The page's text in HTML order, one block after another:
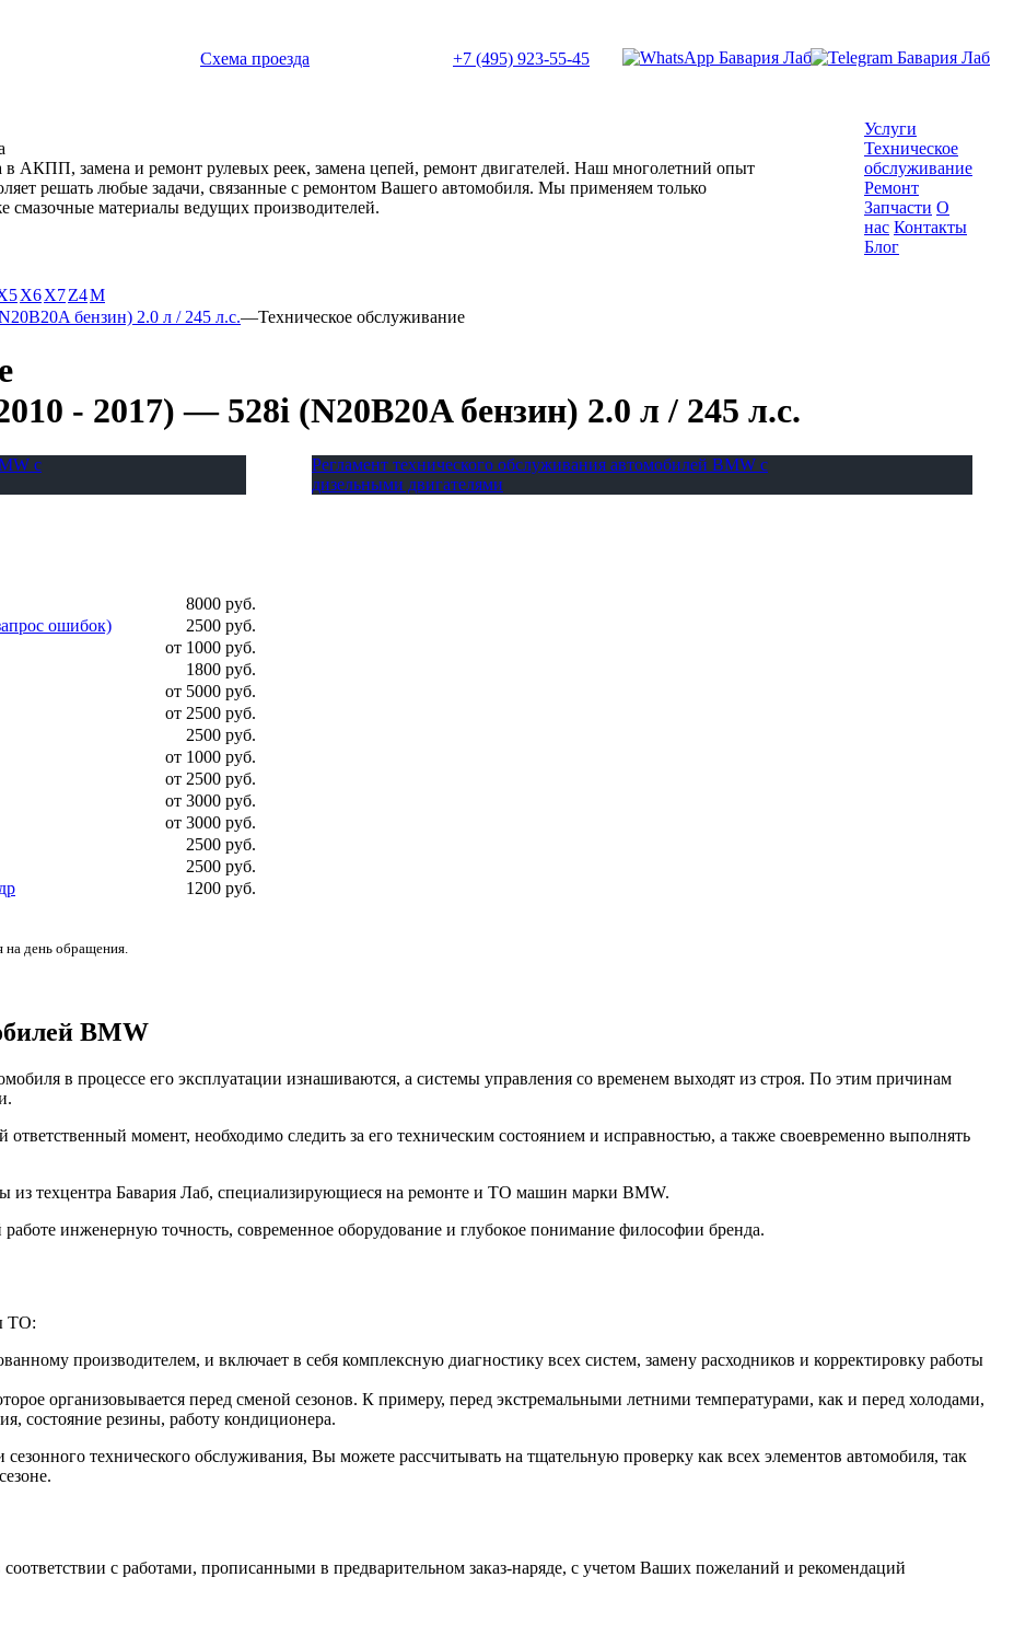
Схема проезда +7 (495) 923-55-45
в АКПП, замена и ремонт рулевых реек, замена цепей, ремонт двигателей. Наш многолетний опыт
решать любые задачи, связанные с ремонтом Вашего автомобиля. Мы применяем только
смазочные материалы ведущих производителей.
Услуги
Техническое
обслуживание
Ремонт
Запчасти О
нас Контакты
Блог
X6X7Z4М
бензин) 2.0 л / 245 л.с.—Техническое обслуживание
- 2017) — 528i (N20B20A бензин) 2.0 л / 245 л.с.
с
Регламент технического обслуживания автомобилей BMW с
дизельными двигателями
8000 руб.
ошибок)
2500 руб.
от 1000 руб.
1800 руб.
от 5000 руб.
от 2500 руб.
2500 руб.
от 1000 руб.
от 2500 руб.
от 3000 руб.
от 3000 руб.
2500 руб.
2500 руб.
1200 руб.
на день обращения.
BMW
в процессе его эксплуатации изнашиваются, а системы управления со временем выходят из строя. По этим причинам
момент, необходимо следить за его техническим состоянием и исправностью, а также своевременно выполнять
из техцентра Бавария Лаб, специализирующиеся на ремонте и ТО машин марки BMW.
инженерную точность, современное оборудование и глубокое понимание философии бренда.
ТО:
производителем, и включает в себя комплексную диагностику всех систем, замену расходников и корректировку работы
организовывается перед сменой сезонов. К примеру, перед экстремальными летними температурами, как и перед холодами,
состояние резины, работу кондиционера.
технического обслуживания, Вы можете рассчитывать на тщательную проверку как всех элементов автомобиля, так
с работами, прописанными в предварительном заказ-наряде, с учетом Ваших пожеланий и рекомендаций